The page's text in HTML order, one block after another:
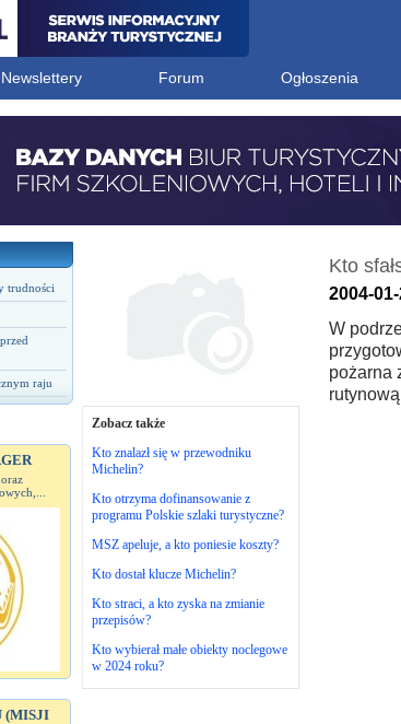
Newslettery Forum Ogłoszenia
trudności
raju
(MISJI
Zobacz także
Kto znalazł się w przewodniku
Michelin?
Kto otrzyma dofinansowanie z
programu Polskie szlaki turystyczne?
MSZ apeluje, a kto poniesie koszty?
Kto dostał klucze Michelin?
Kto straci, a kto zyska na zmianie
przepisów?
Kto wybierał małe obiekty noclegowe
w 2024 roku?
Kto
2004-
W
pożarna